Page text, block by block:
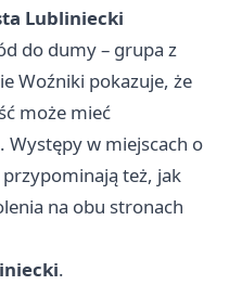
Lubliniecki
do dumy – grupa z
Woźniki pokazuje, że
może mieć
w miejscach o
też, jak
na obu stronach
.